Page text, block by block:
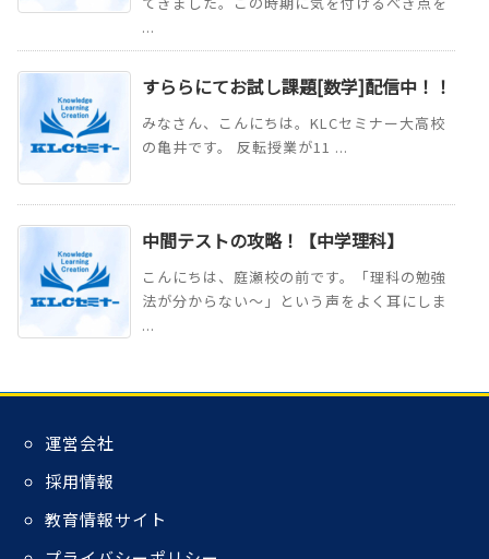
...
すららにてお試し課題[数学]配信中！！
みなさん、こんにちは。KLCセミナー大高校
の亀井です。 反転授業が11 ...
中間テストの攻略！【中学理科】
こんにちは、庭瀬校の前です。「理科の勉強
法が分からない～」という声をよく耳にしま
...
運営会社
採用情報
教育情報サイト